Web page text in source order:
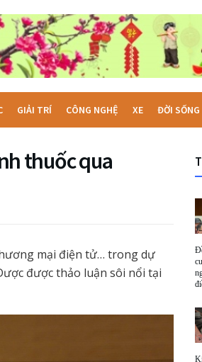
GIẢI TRÍ CÔNG NGHỆ XE ĐỜI SỐNG
thuốc qua
mại điện tử… trong dự
được thảo luận sôi nổi tại